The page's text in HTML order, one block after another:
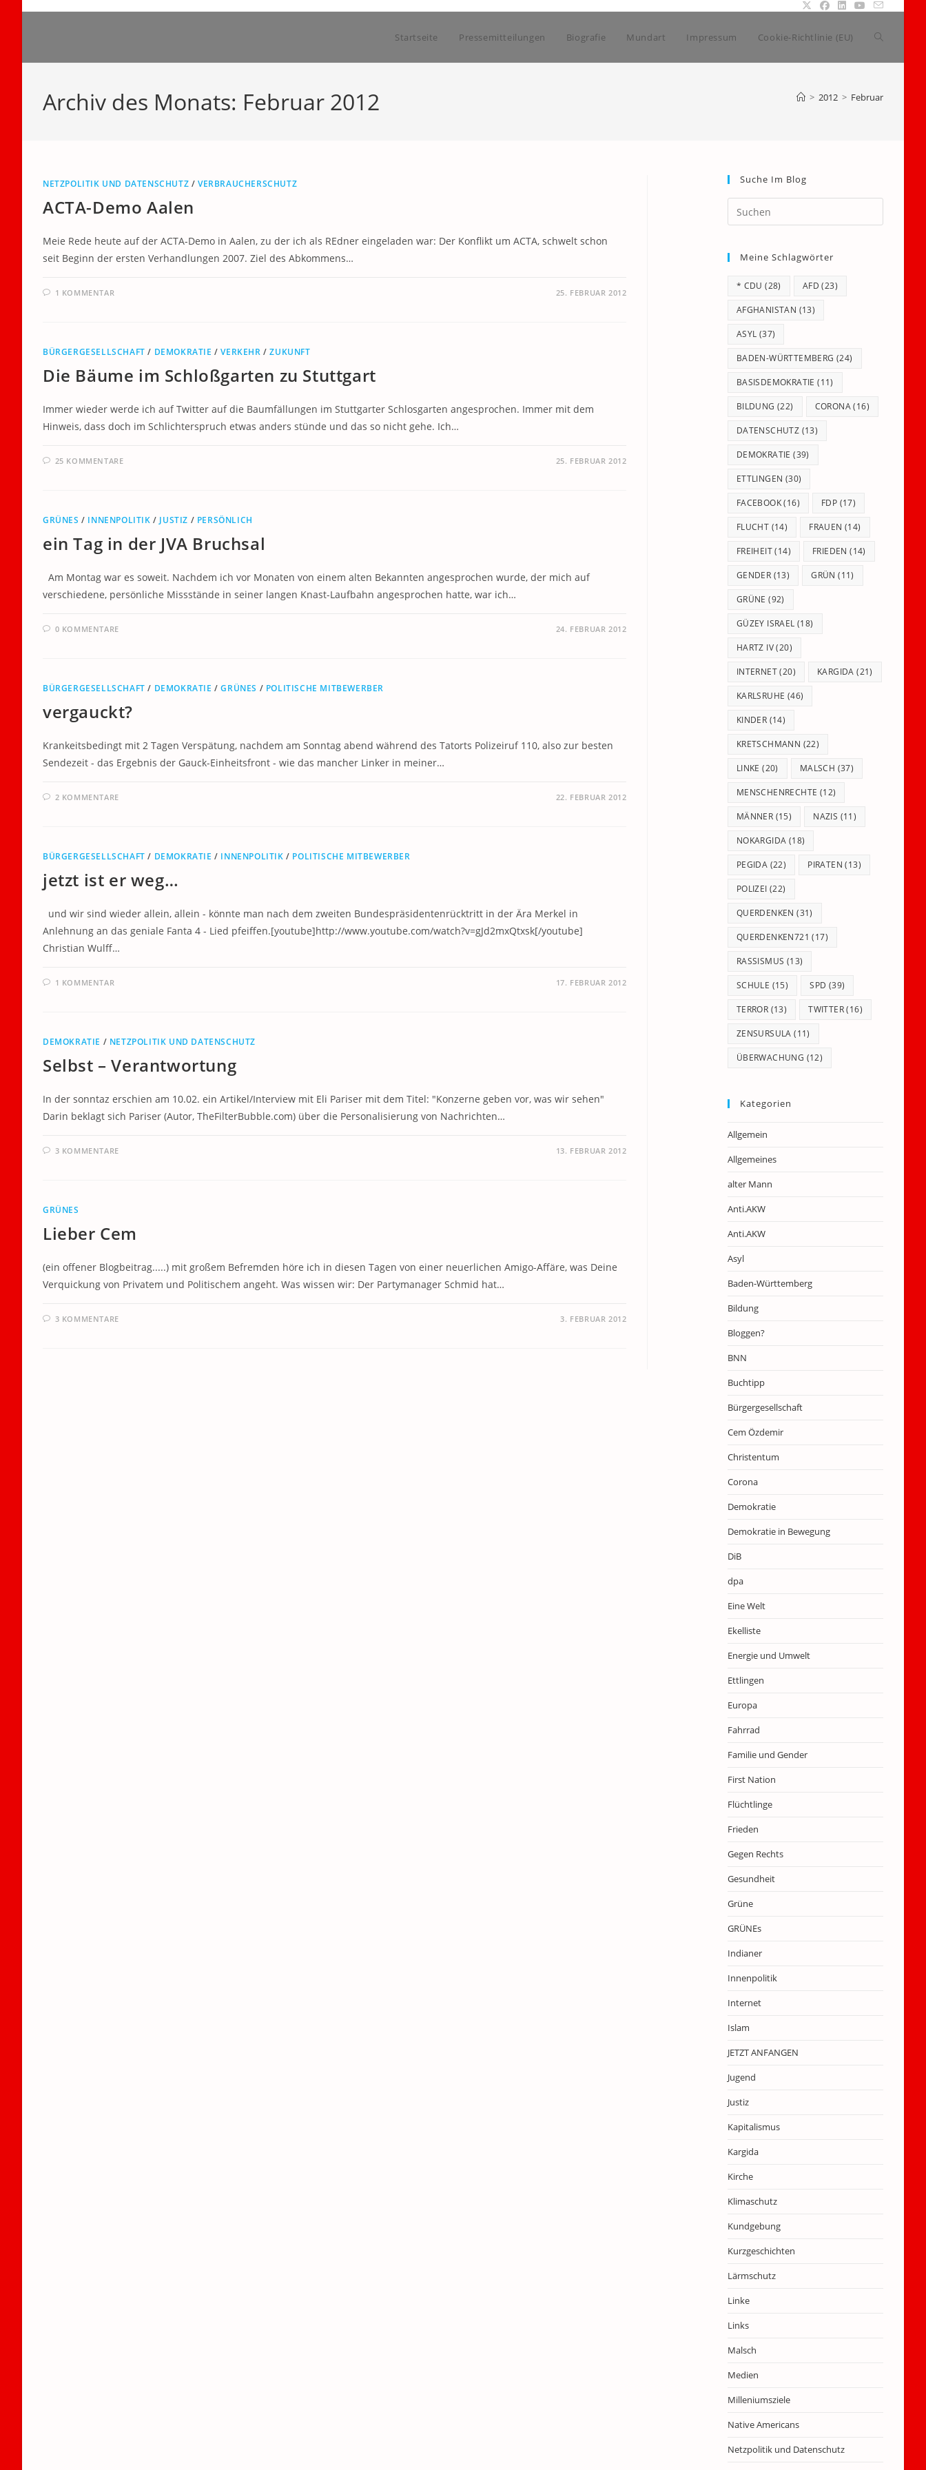
Startseite Pressemitteilungen Biografie Mundart Impressum Cookie-Richtlinie (EU) Website-
Archiv des Monats: Februar 2012 > 2012 > Februar
NETZPOLITIK UND DATENSCHUTZ /VERBRAUCHERSCHUTZ
ACTA-Demo Aalen
Meie Rede heute auf der ACTA-Demo in Aalen, zu der ich als REdner eingeladen war: Der Konflikt um ACTA, schwelt schon
seit Beginn der ersten Verhandlungen 2007. Ziel des Abkommens…
1 KOMMENTAR 25. FEBRUAR 2012
BÜRGERGESELLSCHAFT / DEMOKRATIE /VERKEHR /ZUKUNFT
Die Bäume im Schloßgarten zu Stuttgart
Immer wieder werde ich auf Twitter auf die Baumfällungen im Stuttgarter Schlosgarten angesprochen. Immer mit dem
Hinweis, dass doch im Schlichterspruch etwas anders stünde und das so nicht gehe. Ich…
25 KOMMENTARE 25. FEBRUAR 2012
GRÜNES / INNENPOLITIK / JUSTIZ / PERSÖNLICH
ein Tag in der JVA Bruchsal
Am Montag war es soweit. Nachdem ich vor Monaten von einem alten Bekannten angesprochen wurde, der mich auf
verschiedene, persönliche Missstände in seiner langen Knast-Laufbahn angesprochen hatte, war ich…
0 KOMMENTARE 24. FEBRUAR 2012
BÜRGERGESELLSCHAFT / DEMOKRATIE /GRÜNES / POLITISCHE MITBEWERBER
vergauckt?
Krankeitsbedingt mit 2 Tagen Verspätung, nachdem am Sonntag abend während des Tatorts Polizeiruf 110, also zur besten
Sendezeit - das Ergebnis der Gauck-Einheitsfront - wie das mancher Linker in meiner…
2 KOMMENTARE 22. FEBRUAR 2012
BÜRGERGESELLSCHAFT / DEMOKRATIE / INNENPOLITIK / POLITISCHE MITBEWERBER
jetzt ist er weg…
und wir sind wieder allein, allein - könnte man nach dem zweiten Bundespräsidentenrücktritt in der Ära Merkel in
Anlehnung an das geniale Fanta 4 - Lied pfeiffen.[youtube]http://www.youtube.com/watch?v=gJd2mxQtxsk[/youtube]
Christian Wulff…
1 KOMMENTAR 17. FEBRUAR 2012
DEMOKRATIE / NETZPOLITIK UND DATENSCHUTZ
Selbst – Verantwortung
In der sonntaz erschien am 10.02. ein Artikel/Interview mit Eli Pariser mit dem Titel: "Konzerne geben vor, was wir sehen"
Darin beklagt sich Pariser (Autor, TheFilterBubble.com) über die Personalisierung von Nachrichten…
3 KOMMENTARE 13. FEBRUAR 2012
GRÜNES
Lieber Cem
(ein offener Blogbeitrag.....) mit großem Befremden höre ich in diesen Tagen von einer neuerlichen Amigo-Affäre, was Deine
Verquickung von Privatem und Politischem angeht. Was wissen wir: Der Partymanager Schmid hat…
3 KOMMENTARE 3. FEBRUAR 2012
Suche Im Blog
Escape
Meine Schlagwörter
* CDU (28) AFD (23)
AFGHANISTAN (13)
ASYL (37)
BADEN-WÜRTTEMBERG (24)
BASISDEMOKRATIE (11)
BILDUNG (22) CORONA(16)
DATENSCHUTZ (13)
DEMOKRATIE (39)
ETTLINGEN (30)
FACEBOOK(16) FDP (17)
FLUCHT (14) FRAUEN (14)
FREIHEIT(14) FRIEDEN (14)
GENDER (13) GRÜN (11)
GRÜNE (92)
GÜZEY ISRAEL (18)
HARTZ IV(20)
INTERNET(20) KARGIDA (21)
KARLSRUHE (46)
KINDER (14)
KRETSCHMANN (22)
LINKE (20) MALSCH (37)
MENSCHENRECHTE (12)
MÄNNER (15) NAZIS (11)
NOKARGIDA (18)
PEGIDA (22) PIRATEN (13)
POLIZEI (22)
QUERDENKEN (31)
QUERDENKEN721 (17)
RASSISMUS (13)
SCHULE (15) SPD (39)
TERROR (13) TWITTER(16)
ZENSURSULA (11)
ÜBERWACHUNG (12)
Kategorien
Allgemein
Allgemeines
alter Mann
Anti.AKW
Anti.AKW
Asyl
Baden-Württemberg
Bildung
Bloggen?
BNN
Buchtipp
Bürgergesellschaft
Cem Özdemir
Christentum
Corona
Demokratie
Demokratie in Bewegung
DiB
dpa
Eine Welt
Ekelliste
Energie und Umwelt
Ettlingen
Europa
Fahrrad
Familie und Gender
First Nation
Flüchtlinge
Frieden
Gegen Rechts
Gesundheit
Grüne
GRÜNEs
Indianer
Innenpolitik
Internet
Islam
JETZT ANFANGEN
Jugend
Justiz
Kapitalismus
Kargida
Kirche
Klimaschutz
Kundgebung
Kurzgeschichten
Lärmschutz
Linke
Links
Malsch
Medien
Milleniumsziele
Native Americans
Netzpolitik und Datenschutz